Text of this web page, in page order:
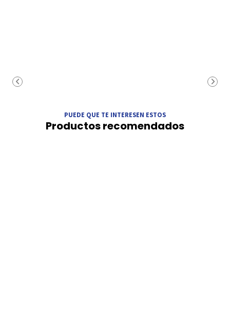
PUEDE QUE TE INTERESEN ESTOS
Productos recomendados